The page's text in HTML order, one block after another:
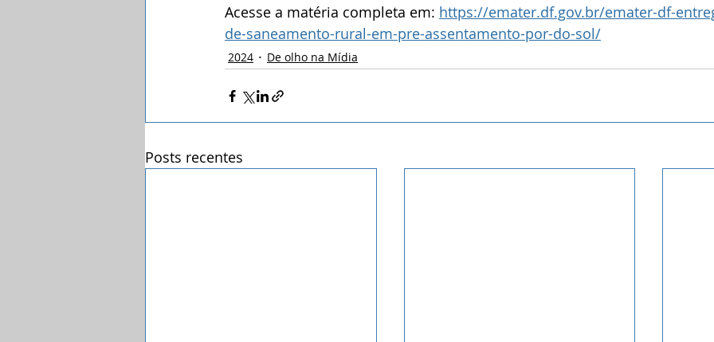
Acesse a matéria completa em: https://emater.df.gov.br/emater-df-
de-saneamento-rural-em-pre-assentamento-por-do-sol/
2024 De olho na Mídia
Posts recentes